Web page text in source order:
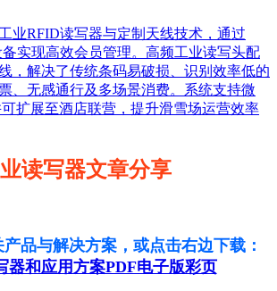
业RFID读写器与定制天线技术，通过
实现高效会员管理。高频工业读写头配
，解决了传统条码易破损、识别效率低的
、无感通行及多场景消费。系统支持微
扩展至酒店联营，提升滑雪场运营效率
读写器文章分享
品与解决方案，或点击右边下载：
器和应用方案PDF电子版彩页